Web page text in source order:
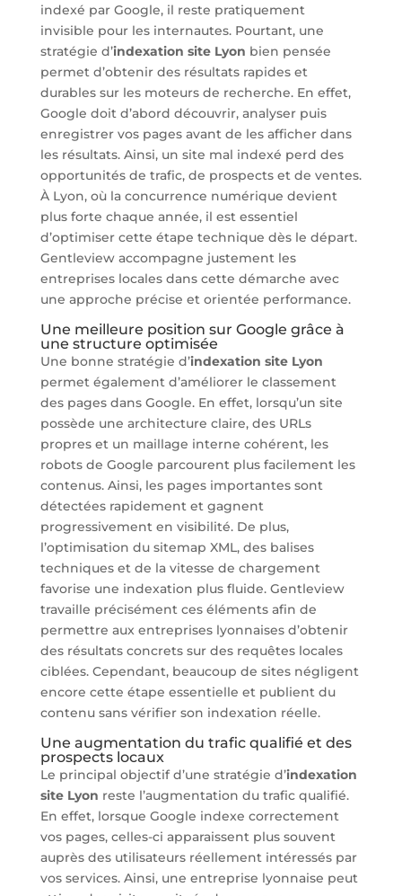
indexé par Google, il reste pratiquement
invisible pour les internautes. Pourtant, une
stratégie d’indexation site Lyon bien pensée
permet d’obtenir des résultats rapides et
durables sur les moteurs de recherche. En effet,
Google doit d’abord découvrir, analyser puis
enregistrer vos pages avant de les afficher dans
les résultats. Ainsi, un site mal indexé perd des
opportunités de trafic, de prospects et de ventes.
À Lyon, où la concurrence numérique devient
plus forte chaque année, il est essentiel
d’optimiser cette étape technique dès le départ.
Gentleview accompagne justement les
entreprises locales dans cette démarche avec
une approche précise et orientée performance.
Une meilleure position sur Google grâce à
une structure optimisée
Une bonne stratégie d’indexation site Lyon
permet également d’améliorer le classement
des pages dans Google. En effet, lorsqu’un site
possède une architecture claire, des URLs
propres et un maillage interne cohérent, les
robots de Google parcourent plus facilement les
contenus. Ainsi, les pages importantes sont
détectées rapidement et gagnent
progressivement en visibilité. De plus,
l’optimisation du sitemap XML, des balises
techniques et de la vitesse de chargement
favorise une indexation plus fluide. Gentleview
travaille précisément ces éléments afin de
permettre aux entreprises lyonnaises d’obtenir
des résultats concrets sur des requêtes locales
ciblées. Cependant, beaucoup de sites négligent
encore cette étape essentielle et publient du
contenu sans vérifier son indexation réelle.
Une augmentation du trafic qualifié et des
prospects locaux
Le principal objectif d’une stratégie d’indexation
site Lyon reste l’augmentation du trafic qualifié.
En effet, lorsque Google indexe correctement
vos pages, celles-ci apparaissent plus souvent
auprès des utilisateurs réellement intéressés par
vos services. Ainsi, une entreprise lyonnaise peut